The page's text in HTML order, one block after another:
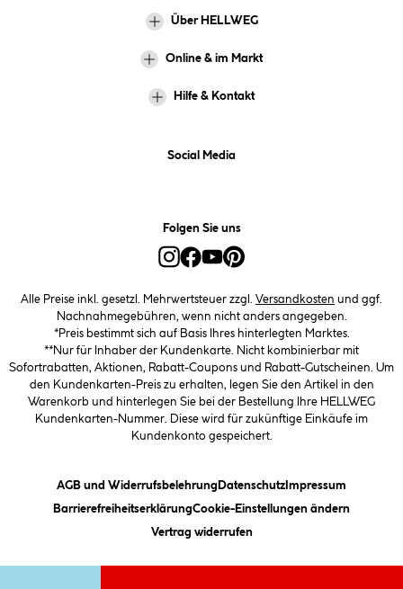
Über HELLWEG
Online & im Markt
Hilfe & Kontakt
Social Media
Folgen Sie uns
Alle Preise inkl. gesetzl. Mehrwertsteuer zzgl. Versandkosten und ggf.
Nachnahmegebühren, wenn nicht anders angegeben.
*Preis bestimmt sich auf Basis Ihres hinterlegten Marktes.
**Nur für Inhaber der Kundenkarte. Nicht kombinierbar mit
Sofortrabatten, Aktionen, Rabatt-Coupons und Rabatt-Gutscheinen. Um
den Kundenkarten-Preis zu erhalten, legen Sie den Artikel in den
Warenkorb und hinterlegen Sie bei der Bestellung Ihre HELLWEG
Kundenkarten-Nummer. Diese wird für zukünftige Einkäufe im
Kundenkonto gespeichert.
AGB und Widerrufsbelehrung (öffnet ein Dialogfeld)
Datenschutz(öffnet ein Dialogfeld)
Impressum
Barrierefreiheitserklärung(öffnet ein Dialogfeld)
Cookie-Einstellungen ändern(öffnet
Vertrag widerrufen